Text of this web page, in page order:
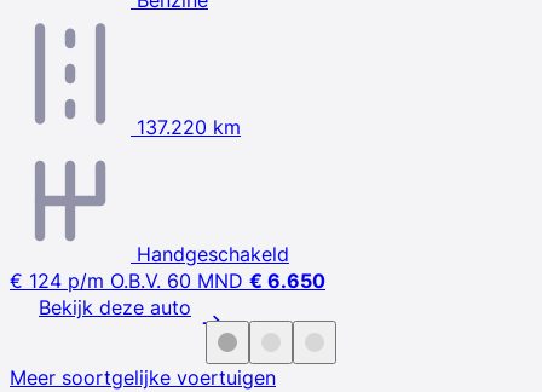
137.220 km
Handgeschakeld
€ 124 p/m O.B.V. 60 MND € 6.650
Bekijk deze auto
Meer soortgelijke voertuigen